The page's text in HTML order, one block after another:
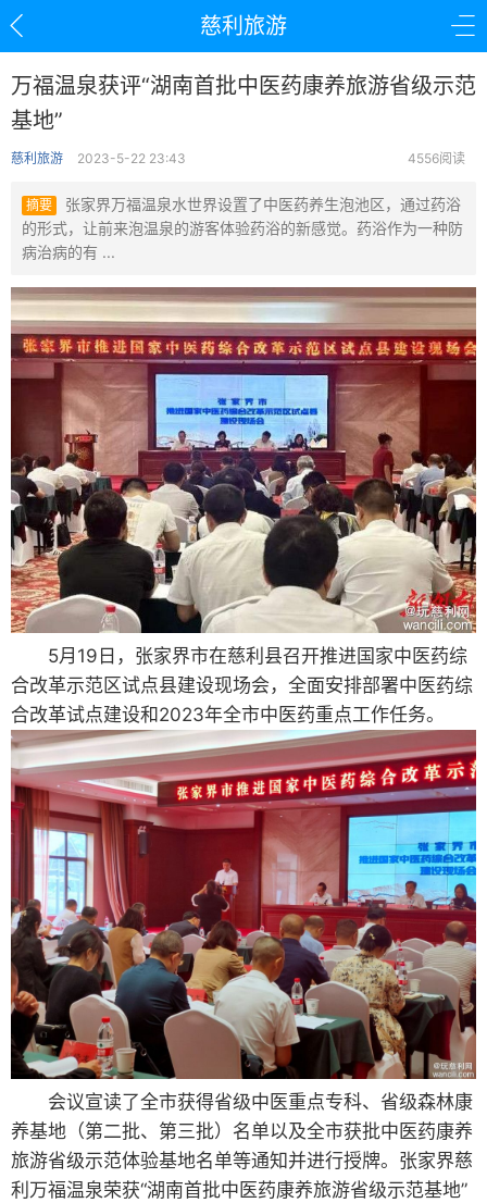
慈利旅游
万福温泉获评“湖南首批中医药康养旅游省级示范
基地”
慈利旅游 2023-5-22 23:43 4556阅读
摘要
张家界万福温泉水世界设置了中医药养生泡池区，通过药浴
的形式，让前来泡温泉的游客体验药浴的新感觉。药浴作为一种防
病治病的有 ...
5月19日，张家界市在慈利县召开推进国家中医药综
合改革示范区试点县建设现场会，全面安排部署中医药综
合改革试点建设和2023年全市中医药重点工作任务。
会议宣读了全市获得省级中医重点专科、省级森林康
养基地（第二批、第三批）名单以及全市获批中医药康养
旅游省级示范体验基地名单等通知并进行授牌。张家界慈
利万福温泉荣获“湖南首批中医药康养旅游省级示范基地”